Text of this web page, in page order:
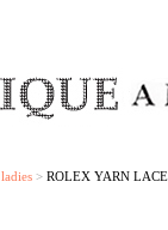
ladies > ROLEX YARN LACE